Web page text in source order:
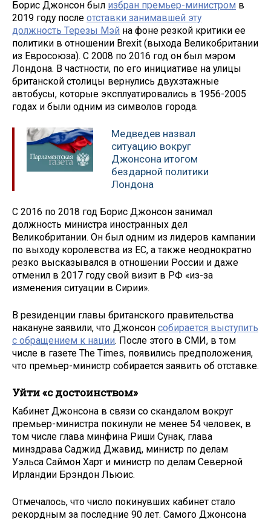
Борис Джонсон был избран премьер-министром в
2019 году после отставки занимавшей эту
должность Терезы Мэй на фоне резкой критики ее
политики в отношении Brexit (выхода Великобритании
из Евросоюза). С 2008 по 2016 год он был мэром
Лондона. В частности, по его инициативе на улицы
британской столицы вернулись двухэтажные
автобусы, которые эксплуатировались в 1956-2005
годах и были одним из символов города.
Медведев назвал
ситуацию вокруг
Джонсона итогом
бездарной политики
Лондона
С 2016 по 2018 год Борис Джонсон занимал
должность министра иностранных дел
Великобритании. Он был одним из лидеров кампании
по выходу королевства из ЕС, а также неоднократно
резко высказывался в отношении России и даже
отменил в 2017 году свой визит в РФ «из-за
изменения ситуации в Сирии».
В резиденции главы британского правительства
накануне заявили, что Джонсон собирается выступить
с обращением к нации. После этого в СМИ, в том
числе в газете The Times, появились предположения,
что премьер-министр собирается заявить об отставке.
Уйти «с достоинством»
Кабинет Джонсона в связи со скандалом вокруг
премьер-министра покинули не менее 54 человек, в
том числе глава минфина Риши Сунак, глава
минздрава Саджид Джавид, министр по делам
Уэльса Саймон Харт и министр по делам Северной
Ирландии Брэндон Льюис.
Отмечалось, что число покинувших кабинет стало
рекордным за последние 90 лет. Самого Джонсона